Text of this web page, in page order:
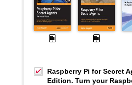
Raspberry Pi for Secret
Edition. Turn your